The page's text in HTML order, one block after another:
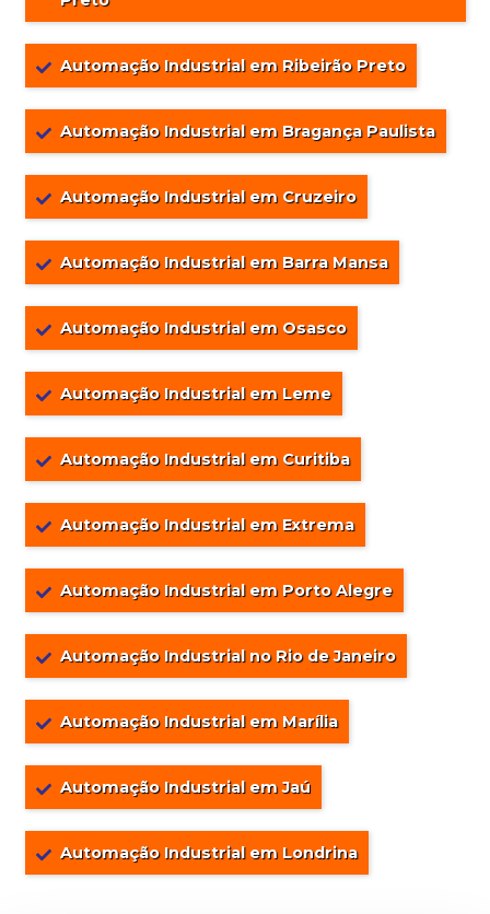
Automação Industrial em Ribeirão Preto
Automação Industrial em Bragança Paulista
Automação Industrial em Cruzeiro
Automação Industrial em Barra Mansa
Automação Industrial em Osasco
Automação Industrial em Leme
Automação Industrial em Curitiba
Automação Industrial em Extrema
Automação Industrial em Porto Alegre
Automação Industrial no Rio de Janeiro
Automação Industrial em Marília
Automação Industrial em Jaú
Automação Industrial em Londrina